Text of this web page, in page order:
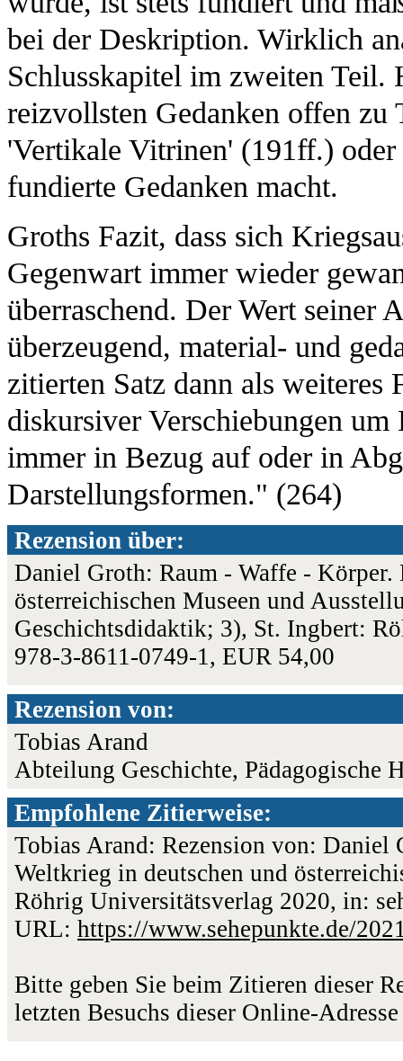
bei der Deskription. Wirklich
Schlusskapitel im zweiten Teil.
reizvollsten Gedanken offen
'Vertikale Vitrinen' (191ff.)
fundierte Gedanken macht.
Groths Fazit, dass sich
Gegenwart immer wieder
überraschend. Der Wert seiner
überzeugend, material- und
zitierten Satz dann als
diskursiver Verschiebungen
immer in Bezug auf oder in
Darstellungsformen." (264)
Rezension über:
Daniel Groth: Raum - Waffe -
österreichischen Museen und
Geschichtsdidaktik; 3), St. Ingbert:
978-3-8611-0749-1, EUR 54,00
Rezension von:
Tobias Arand
Abteilung Geschichte, Pädagogische
Empfohlene Zitierweise:
Tobias Arand: Rezension von:
Weltkrieg in deutschen und
Röhrig Universitätsverlag 2020, in:
URL: https://www.sehepunkte.de/
Bitte geben Sie beim Zitieren dieser
letzten Besuchs dieser Online-Adresse